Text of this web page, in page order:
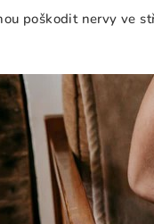
poškodit nervy ve